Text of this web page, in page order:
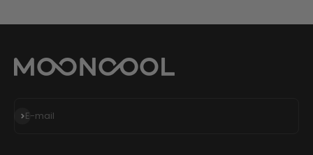
E-mail
Abonneren